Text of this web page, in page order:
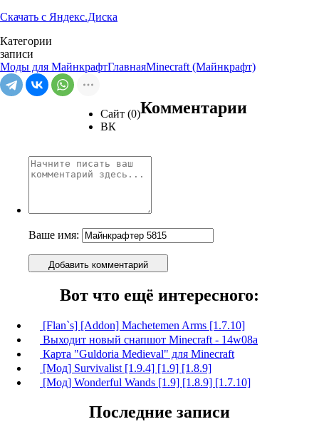
Скачать с Яндекс.Диска
Категории
записи
Моды для МайнкрафтГлавнаяMinecraft (Майнкрафт)
Сайт (0)
ВК
Комментарии
Ваше имя:
Добавить комментарий
Вот что ещё интересного:
[Flan`s] [Addon] Machetemen Arms [1.7.10]
Выходит новый снапшот Minecraft - 14w08a
Карта "Guldoria Medieval" для Minecraft
[Мод] Survivalist [1.9.4] [1.9] [1.8.9]
[Мод] Wonderful Wands [1.9] [1.8.9] [1.7.10]
Последние записи